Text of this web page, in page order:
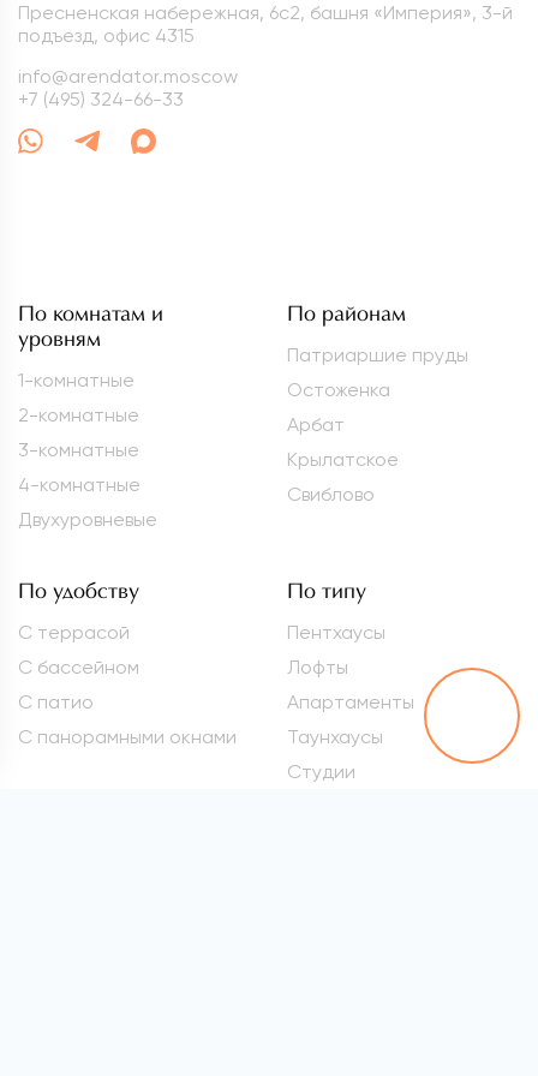
Пресненская набережная, 6с2, башня «Империя», 3-й
подъезд, офис 4315
info@arendator.moscow
+7 (495) 324-66-33
По комнатам и
уровням
1-комнатные
2-комнатные
3-комнатные
4-комнатные
Двухуровневые
По районам
Патриаршие пруды
Остоженка
Арбат
Крылатское
Свиблово
По удобству
С террасой
С бассейном
С патио
С панорамными окнами
По типу
Пентхаусы
Лофты
Апартаменты
Таунхаусы
Студии